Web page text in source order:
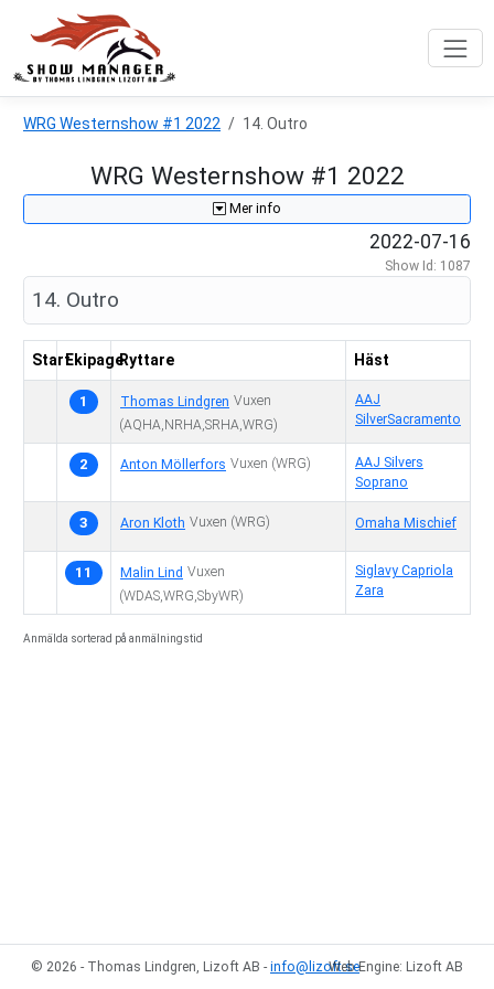
WRG Westernshow #1 2022 14. Outro
WRG Westernshow #1 2022
Mer info
2022-07-16
Show Id: 1087
14. Outro
StartEkipageRyttare Häst
1 Thomas Lindgren Vuxen
(AQHA,NRHA,SRHA,WRG)
AAJ
SilverSacramento
2 Anton Möllerfors Vuxen (WRG)
AAJ Silvers
Soprano
3 Aron Kloth Vuxen (WRG) Omaha Mischief
11 Malin Lind Vuxen
(WDAS,WRG,SbyWR)
Siglavy Capriola
Zara
Anmälda sorterad på anmälningstid
© 2026 - Thomas Lindgren, Lizoft AB - info@lizoft.seWeb Engine: Lizoft AB